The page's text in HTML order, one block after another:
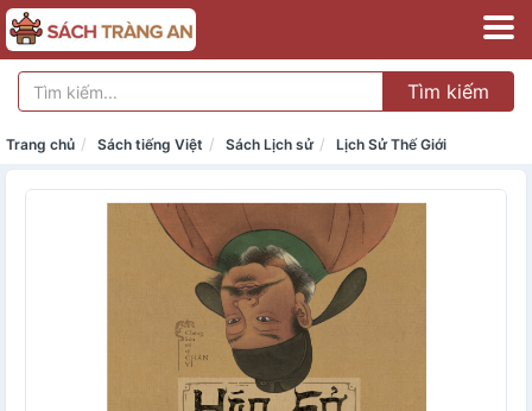
Tìm kiếm
Trang chủ Sách tiếng Việt Sách Lịch sử Lịch Sử Thế Giới